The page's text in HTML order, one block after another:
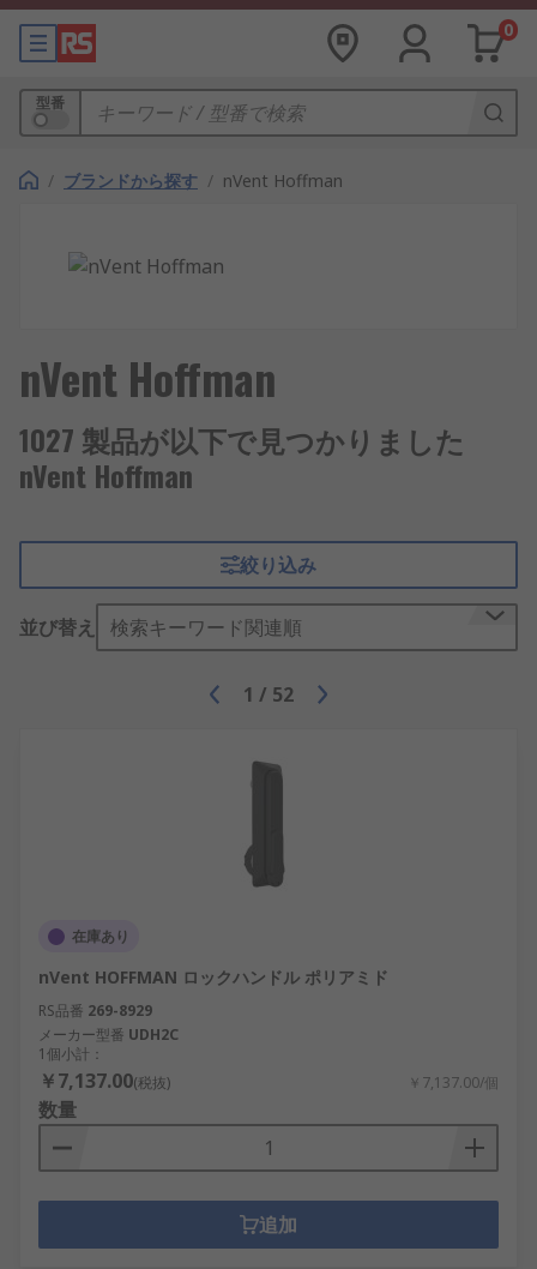
0
型番
/ ブランドから探す / nVent Hoffman
nVent Hoffman
1027 製品が以下で見つかりました
nVent Hoffman
絞り込み
並び替え 検索キーワード関連順
1 / 52
在庫あり
nVent HOFFMAN ロックハンドル ポリアミド
RS品番 269-8929
メーカー型番 UDH2C
1個小計：
￥7,137.00(税抜) ￥7,137.00/個
数量
追加